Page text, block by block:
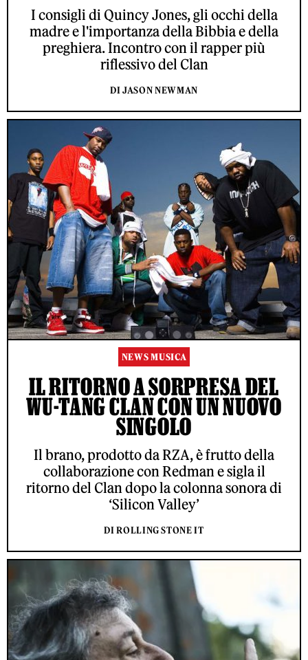
I consigli di Quincy Jones, gli occhi della
madre e l'importanza della Bibbia e della
preghiera. Incontro con il rapper più
riflessivo del Clan
DI JASON NEWMAN
NEWS MUSICA
IL RITORNO A SORPRESA DEL
WU-TANG CLAN CON UN NUOVO
SINGOLO
Il brano, prodotto da RZA, è frutto della
collaborazione con Redman e sigla il
ritorno del Clan dopo la colonna sonora di
‘Silicon Valley’
DI ROLLING STONE IT